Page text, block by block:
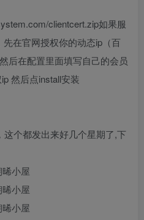
clientcert.zip如果服
在官网授权你的动态ip（百
后在配置里面填写自己的会员
然后点install安装
个都发出来好几个星期了,下